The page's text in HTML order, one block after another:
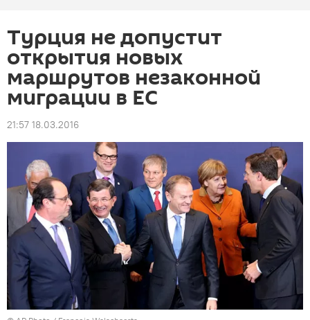
Турция не допустит
открытия новых
маршрутов незаконной
миграции в ЕС
21:57 18.03.2016